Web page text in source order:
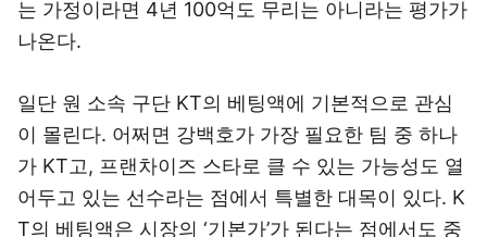
는 가정이라면 4년 100억도 무리는 아니라는 평가가
나온다.
일단 원 소속 구단 KT의 베팅액에 기본적으로 관심
이 몰린다. 어쩌면 강백호가 가장 필요한 팀 중 하나
가 KT고, 프랜차이즈 스타로 클 수 있는 가능성도 열
어두고 있는 선수라는 점에서 특별한 대목이 있다. K
T의 베팅액은 시장의 ‘기본가’가 된다는 점에서도 중